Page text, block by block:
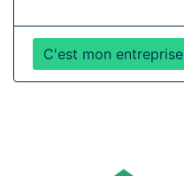
C'est mon entreprise